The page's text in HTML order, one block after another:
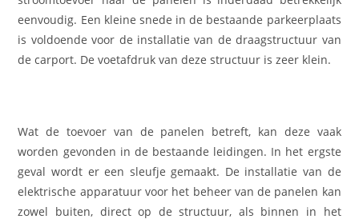
eenvoudig. Een kleine snede in de bestaande parkeerplaats
is voldoende voor de installatie van de draagstructuur van
de carport. De voetafdruk van deze structuur is zeer klein.
Wat de toevoer van de panelen betreft, kan deze vaak
worden gevonden in de bestaande leidingen. In het ergste
geval wordt er een sleufje gemaakt. De installatie van de
elektrische apparatuur voor het beheer van de panelen kan
zowel buiten, direct op de structuur, als binnen in het